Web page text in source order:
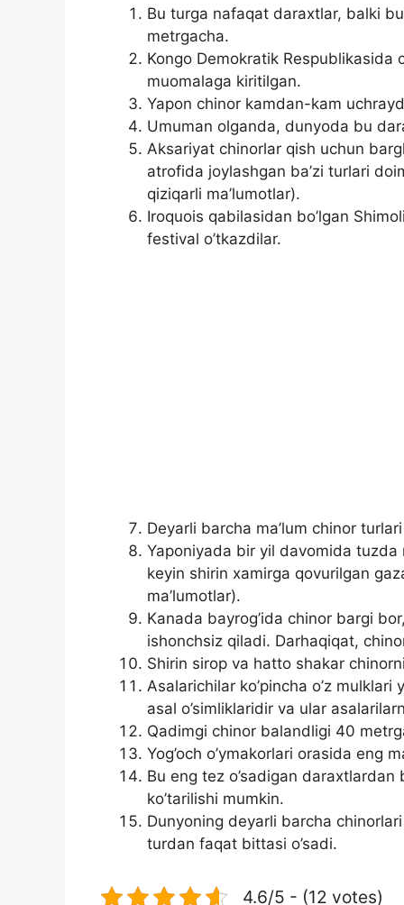
Bu turga nafaqat daraxtlar, balki
metrgacha.
Kongo Demokratik Respublikasida
muomalaga kiritilgan.
Yapon chinor kamdan-kam
Umuman olganda, dunyoda bu
Aksariyat chinorlar qish uchun
atrofida joylashgan ba’zi turlari
qiziqarli ma’lumotlar).
Iroquois qabilasidan bo’lgan
festival o’tkazdilar.
Deyarli barcha ma’lum chinor
Yaponiyada bir yil davomida
keyin shirin xamirga qovurilgan
ma’lumotlar).
Kanada bayrog’ida chinor bargi
ishonchsiz qiladi. Darhaqiqat,
Shirin sirop va hatto shakar
Asalarichilar ko’pincha o’z
asal o’simliklaridir va ular
Qadimgi chinor balandligi 40
Yog’och o’ymakorlari orasida eng
Bu eng tez o’sadigan
ko’tarilishi mumkin.
Dunyoning deyarli barcha
turdan faqat bittasi o’sadi.
4.6/5 - (12 votes)